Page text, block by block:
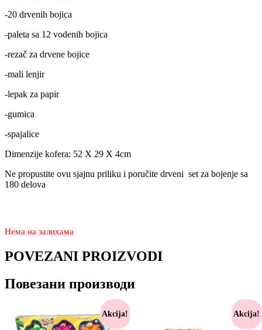
-20 drvenih bojica
-paleta sa 12 vodenih bojica
-rezač za drvene bojice
-mali lenjir
-lepak za papir
-gumica
-spajalice
Dimenzije kofera: 52 X 29 X 4cm
Ne propustite ovu sjajnu priliku i poručite drveni set za bojenje sa
180 delova
Нема на залихама
POVEZANI PROIZVODI
Повезани производи
Akcija! Akcija!